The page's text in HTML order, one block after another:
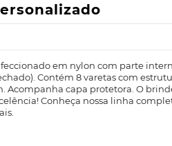
em nylon com parte
Contém 8 varetas com
Acompanha capa protetora. O
Conheça nossa linha